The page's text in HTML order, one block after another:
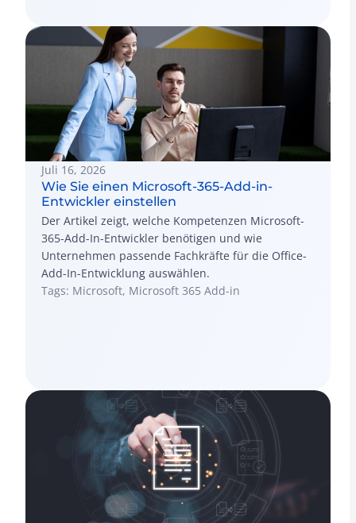
Juli 16, 2026
Wie Sie einen Microsoft-365-Add-in-
Entwickler einstellen
Der Artikel zeigt, welche Kompetenzen Microsoft-
365-Add-In-Entwickler benötigen und wie
Unternehmen passende Fachkräfte für die Office-
Add-In-Entwicklung auswählen.
Tags: Microsoft, Microsoft 365 Add-in